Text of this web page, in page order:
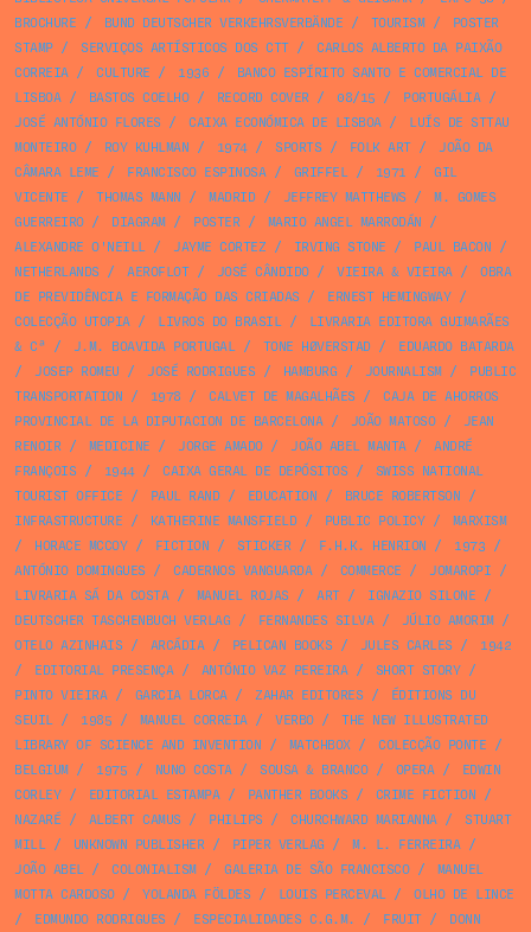
BROCHURE / BUND DEUTSCHER VERKEHRSVERBÄNDE / TOURISM/
POSTER
STAMP/ SERVIÇOS ARTÍSTICOS DOS CTT/
CARLOS ALBERTO DA PAIXÃO
CORREIA/ CULTURE / 1936 /
BANCO ESPÍRITO SANTO E COMERCIAL DE
LISBOA/ BASTOS COELHO/ RECORD COVER/ 08/15 / PORTUGÁLIA/
JOSÉ ANTÓNIO FLORES / CAIXA ECONÓMICA DE LISBOA/
LUÍS DE STTAU
MONTEIRO/ ROY KUHLMAN / 1974/ SPORTS / FOLK ART/
JOÃO DA
CÂMARA LEME / FRANCISCO ESPINOSA/ GRIFFEL/ 1971 /
GIL
VICENTE / THOMAS MANN / MADRID/ JEFFREY MATTHEWS /
M. GOMES
GUERREIRO/ DIAGRAM/ POSTER/ MARIO ANGEL MARRODÁN /
ALEXANDRE O'NEILL/ JAYME CORTEZ / IRVING STONE / PAUL BACON /
NETHERLANDS / AEROFLOT/ JOSÉ CÂNDIDO/ VIEIRA & VIEIRA/
OBRA
DE PREVIDÊNCIA E FORMAÇÃO DAS CRIADAS / ERNEST HEMINGWAY/
COLECÇÃO UTOPIA/ LIVROS DO BRASIL/
LIVRARIA EDITORA GUIMARÃES
& Cª / J.M. BOAVIDA PORTUGAL/ TONE HØVERSTAD/
EDUARDO BATARDA
/
JOSEP ROMEU / JOSÉ RODRIGUES / HAMBURG / JOURNALISM/
PUBLIC
TRANSPORTATION / 1978 / CALVET DE MAGALHÃES /
CAJA DE AHORROS
PROVINCIAL DE LA DIPUTACION DE BARCELONA/ JOÃO MATOSO/
JEAN
RENOIR/ MEDICINE / JORGE AMADO/ JOÃO ABEL MANTA/
ANDRÉ
FRANÇOIS / 1944/ CAIXA GERAL DE DEPÓSITOS /
SWISS NATIONAL
TOURIST OFFICE / PAUL RAND/ EDUCATION / BRUCE ROBERTSON /
INFRASTRUCTURE / KATHERINE MANSFIELD/ PUBLIC POLICY/
MARXISM
/
HORACE MCCOY/ FICTION / STICKER/ F.H.K. HENRION / 1973 /
ANTÓNIO DOMINGUES / CADERNOS VANGUARDA/ COMMERCE / JOMAROPI /
LIVRARIA SÁ DA COSTA/ MANUEL ROJAS / ART/ IGNAZIO SILONE /
DEUTSCHER TASCHENBUCH VERLAG / FERNANDES SILVA/ JÚLIO AMORIM/
OTELO AZINHAIS / ARCÁDIA/ PELICAN BOOKS / JULES CARLES /
1942
/
EDITORIAL PRESENÇA/ ANTÓNIO VAZ PEREIRA/ SHORT STORY/
PINTO VIEIRA/ GARCIA LORCA/ ZAHAR EDITORES /
ÉDITIONS DU
SEUIL/ 1985 / MANUEL CORREIA/ VERBO/
THE NEW ILLUSTRATED
LIBRARY OF SCIENCE AND INVENTION / MATCHBOX/ COLECÇÃO PONTE /
BELGIUM/ 1975 / NUNO COSTA/ SOUSA & BRANCO/ OPERA/
EDWIN
CORLEY/ EDITORIAL ESTAMPA/ PANTHER BOOKS / CRIME FICTION /
NAZARÉ / ALBERT CAMUS / PHILIPS / CHURCHWARD MARIANNA/
STUART
MILL/ UNKNOWN PUBLISHER/ PIPER VERLAG / M. L. FERREIRA/
JOÃO ABEL/ COLONIALISM/ GALERIA DE SÃO FRANCISCO/
MANUEL
MOTTA CARDOSO/ YOLANDA FÖLDES / LOUIS PERCEVAL/
OLHO DE LINCE
/
EDMUNDO RODRIGUES / ESPECIALIDADES C.G.M. / FRUIT/
DONN